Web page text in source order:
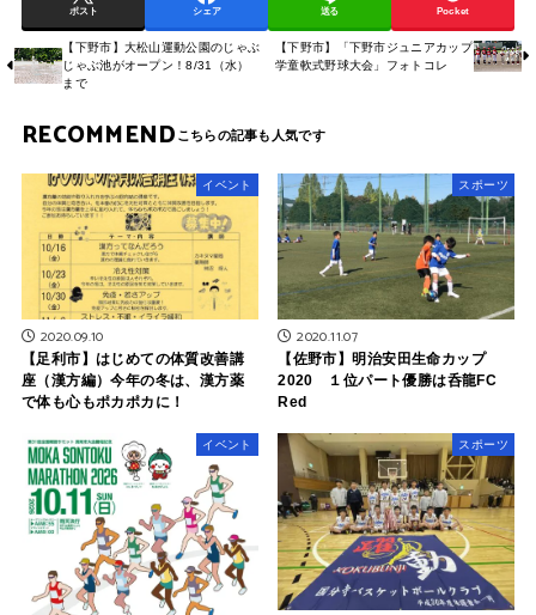
ポスト シェア 送る Pocket
【下野市】大松山運動公園のじゃぶ
じゃぶ池がオープン！8/31（水）
まで
【下野市】「下野市ジュニアカップ
学童軟式野球大会」フォトコレ
RECOMMEND
イベント
2020.09.10
【足利市】はじめての体質改善講
座（漢方編）今年の冬は、漢方薬
で体も心もポカポカに！
スポーツ
2020.11.07
【佐野市】明治安田生命カップ
2020 １位パート優勝は呑龍FC
Red
イベント スポーツ